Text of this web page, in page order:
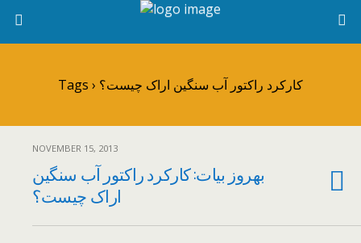
Tags › کارکرد راکتور آب سنگین اراک چیست؟
NOVEMBER 15, 2013
بهروز بیات: کارکرد راکتور آب سنگین
اراک چیست؟